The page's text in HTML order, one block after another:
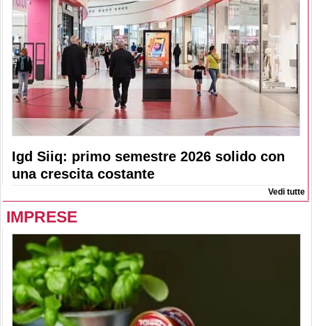
Igd Siiq: primo semestre 2026 solido con
una crescita costante
Vedi tutte
IMPRESE